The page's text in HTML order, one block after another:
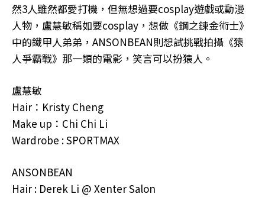
然3人雖然都愛打機，但無想過要cosplay遊戲或動漫
人物，盧慧敏稱如要cosplay，想做《鋼之鍊金術士》
中的鐵甲人弟弟，ANSONBEAN則想試挑戰拍攝《猿
人爭霸戰》那一類的電影，笑言可以扮猿人。
盧慧敏
Hair：Kristy Cheng
Make up：Chi Chi Li
Wardrobe : SPORTMAX
ANSONBEAN
Hair : Derek Li @ Xenter Salon